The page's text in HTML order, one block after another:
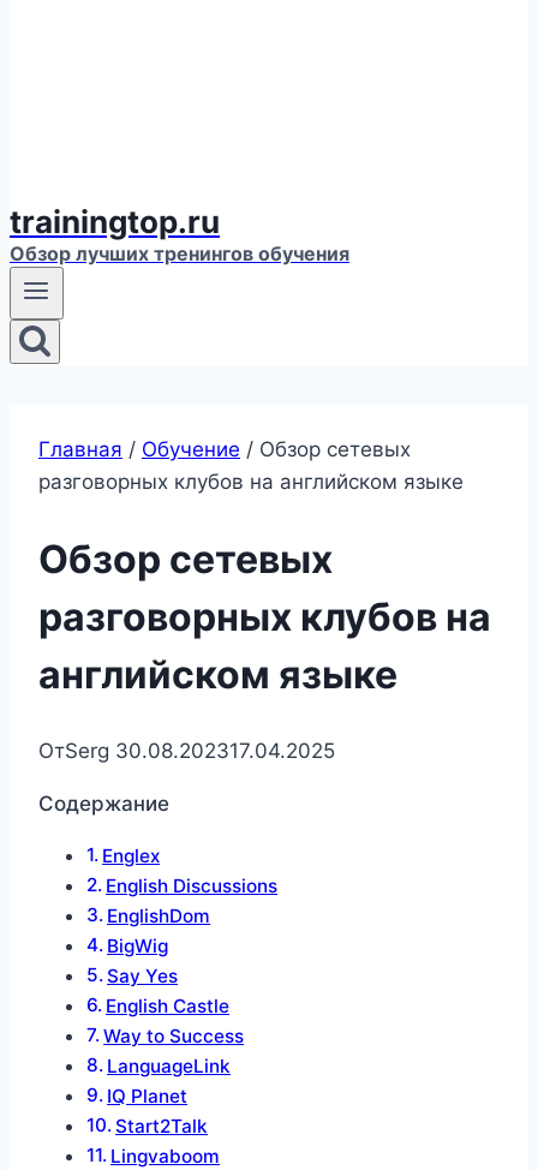
trainingtop.ru
Обзор лучших тренингов обучения
Главная / Обучение / Обзор сетевых
разговорных клубов на английском языке
Обзор сетевых
разговорных клубов на
английском языке
ОтSerg 30.08.202317.04.2025
Содержание
Englex
English Discussions
EnglishDom
BigWig
Say Yes
English Castle
Way to Success
LanguageLink
IQ Planet
Start2Talk
Lingvaboom